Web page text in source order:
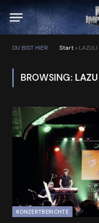
DU BIST HIER: Start » LAZULI
BROWSING:
KONZERTBERICHTE